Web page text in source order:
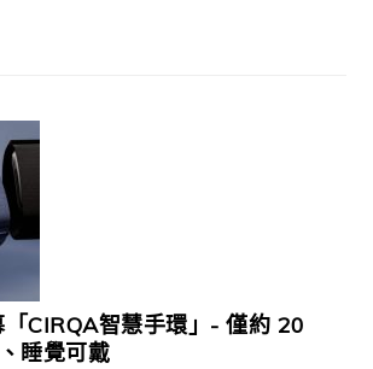
CIRQA智慧手環」- 僅約 20
睡覺可戴